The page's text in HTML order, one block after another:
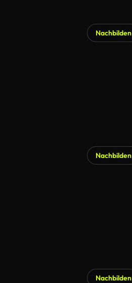
Nachbilden
Nachbilden
Nachbilden